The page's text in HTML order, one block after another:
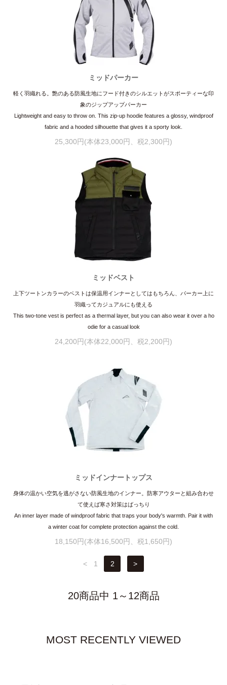
ミッドパーカー
軽く羽織れる。艶のある防風生地にフード付きのシルエットがスポーティーな印
象のジップアップパーカー
Lightweight and easy to throw on. This zip-up hoodie features a glossy, windproof
fabric and a hooded silhouette that gives it a sporty look.
25,300円(本体23,000円、税2,300円)
ミッドベスト
上下ツートンカラーのベストは保温用インナーとしてはもちろん、パーカー上に
羽織ってカジュアルにも使える
This two-tone vest is perfect as a thermal layer, but you can also wear it over a ho
odie for a casual look
24,200円(本体22,000円、税2,200円)
ミッドインナートップス
身体の温かい空気を逃がさない防風生地のインナー。防寒アウターと組み合わせ
て使えば寒さ対策はばっちり
An inner layer made of windproof fabric that traps your body's warmth. Pair it with
a winter coat for complete protection against the cold.
18,150円(本体16,500円、税1,650円)
< 1 2 >
20商品中 1～12商品
MOST RECENTLY VIEWED